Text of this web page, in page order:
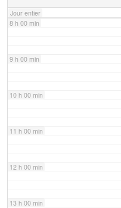
Jour entier
8 h 00 min
9 h 00 min
10 h 00 min
11 h 00 min
12 h 00 min
13 h 00 min